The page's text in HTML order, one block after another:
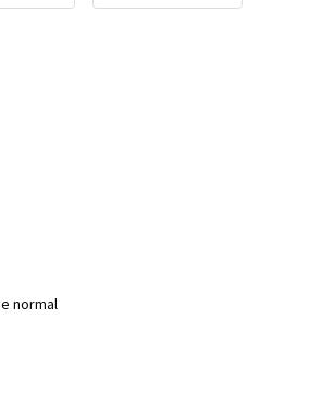
normal